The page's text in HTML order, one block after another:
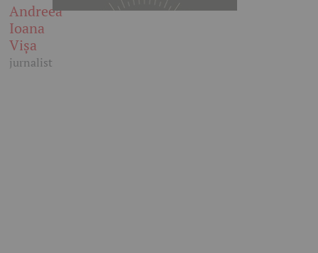
Andreea
Ioana
Vișa
jurnalist